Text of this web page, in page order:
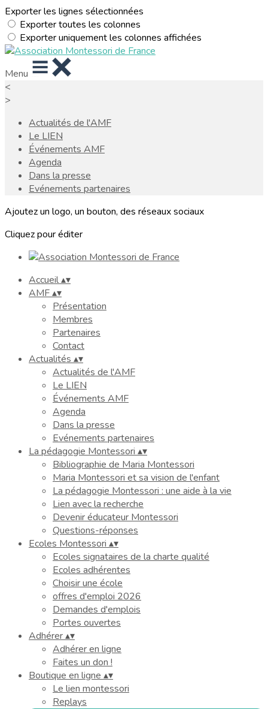
Exporter les lignes sélectionnées
Exporter toutes les colonnes
Exporter uniquement les colonnes affichées
Menu
<
>
Actualités de l'AMF
Le LIEN
Événements AMF
Agenda
Dans la presse
Evénements partenaires
Ajoutez un logo, un bouton, des réseaux sociaux
Cliquez pour éditer
Accueil▴▾
AMF▴▾
Présentation
Membres
Partenaires
Contact
Actualités ▴▾
Actualités de l'AMF
Le LIEN
Événements AMF
Agenda
Dans la presse
Evénements partenaires
La pédagogie Montessori ▴▾
Bibliographie de Maria Montessori
Maria Montessori et sa vision de l'enfant
La pédagogie Montessori : une aide à la vie
Lien avec la recherche
Devenir éducateur Montessori
Questions-réponses
Ecoles Montessori ▴▾
Ecoles signataires de la charte qualité
Ecoles adhérentes
Choisir une école
offres d'emploi 2026
Demandes d'emplois
Portes ouvertes
Adhérer▴▾
Adhérer en ligne
Faites un don !
Boutique en ligne ▴▾
Le lien montessori
Replays